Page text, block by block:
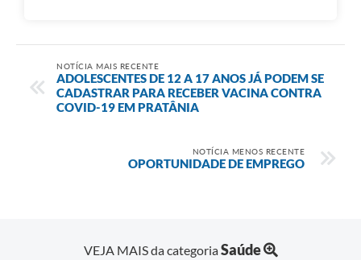
NOTÍCIA MAIS RECENTE
ADOLESCENTES DE 12 A 17 ANOS JÁ PODEM SE
CADASTRAR PARA RECEBER VACINA CONTRA
COVID-19 EM PRATÂNIA
NOTÍCIA MENOS RECENTE
OPORTUNIDADE DE EMPREGO
VEJA MAIS da categoriaSaúde